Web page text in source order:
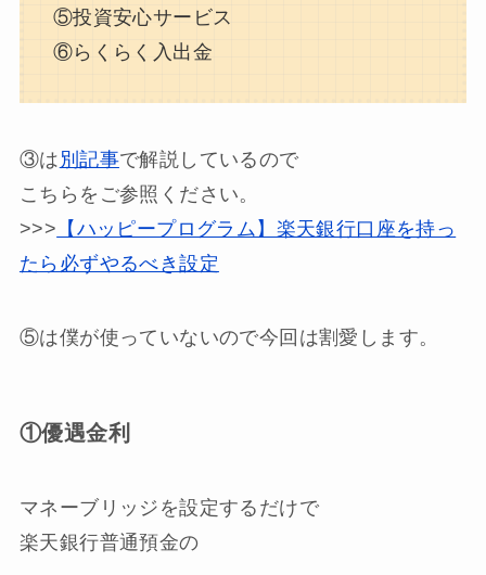
⑤投資安心サービス
⑥らくらく入出金
③は 別記事で解説しているので
こちらをご参照ください。
>>> 【ハッピープログラム】楽天銀行口座を持っ
たら必ずやるべき設定
⑤は僕が使っていないので今回は割愛します。
①優遇金利
マネーブリッジを設定するだけで
楽天銀行普通預金の